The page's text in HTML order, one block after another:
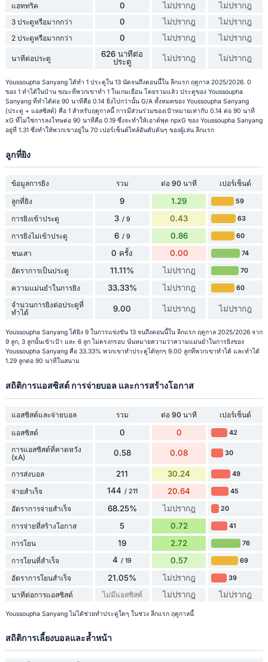
แฮททริค 0 ไม่ปรากฎ ไม่ปรากฎ
3 ประตูหรือมากกว่า 0 ไม่ปรากฎ ไม่ปรากฎ
2 ประตูหรือมากกว่า 0 ไม่ปรากฎ ไม่ปรากฎ
นาทีต่อประตู
626 นาทีต่อ
ประตู
ไม่ปรากฎ ไม่ปรากฎ
Youssoupha Sanyang ได้ทำ 1 ประตูใน 13 นัดจนถึงตอนนี้ใน ลีกแรก ฤดูกาล 2025/2026. 0
ของ 1 ทำได้ในบ้าน ขณะที่พวกเขาทำ 1 ในเกมเยือน โดยรวมแล้ว ประตูของ Youssoupha
Sanyang ที่ทำได้ต่อ 90 นาทีคือ 0.14 ยิ่งไปกว่านั้น G/A ทั้งหมดของ Youssoupha Sanyang
(ประตู + แอสซิสต์) คือ 1 สำหรับฤดูกาลนี้ การมีส่วนร่วมของเป้าหมายเท่ากับ 0.14 ต่อ 90 นาที
xG ที่ไม่ใช่การลงโทษต่อ 90 นาทีคือ 0.19 ซึ่งจะทำให้เอาต์พุต npxG ของ Youssoupha Sanyang
อยู่ที่ 1.31 ซึ่งทำให้พวกเขาอยู่ใน 70 เปอร์เซ็นต์ไทล์อันดับต้นๆ ของผู้เล่น ลีกแรก
ลูกที่ยิง
ข้อมูลการยิง รวม ต่อ 90 นาที
เปอร์เซ็นต์
ลูกที่ยิง
9 1.29 59
การยิงเข้าประตู 3 / 9 0.43 63
การยิงไม่เข้าประตู 6 / 9 0.86 60
ชนเสา 0 ครั้ง 0.00 74
อัตราการเป็นประตู 11.11% ไม่ปรากฎ 70
ความแม่นยำในการยิง 33.33% ไม่ปรากฎ 60
จำนวนการยิงต่อประตูที่
ทำได้
9.00 ไม่ปรากฎ ไม่ปรากฎ
Youssoupha Sanyang ได้ยิง 9 ในการแข่งขัน 13 จนถึงตอนนี้ใน ลีกแรก ฤดูกาล 2025/2026 จาก
9 ลูก, 3 ลูกนั้นเข้าเป้า และ 6 ลูก ไม่ตรงกรอบ นั่นหมายความว่าความแม่นยำในการยิงของ
Youssoupha Sanyang คือ 33.33% พวกเขาทำประตูได้ทุกๆ 9.00 ลูกที่พวกเขาทำได้ และทำได้
1.29 ลูกต่อ 90 นาทีในสนาม
สถิติการแอสซิสต์ การจ่ายบอล และการสร้างโอกาส
แอสซิสต์และจ่ายบอล รวม ต่อ 90 นาที
เปอร์เซ็นต์
แอสซิสต์
0 0 42
การแอสซิสต์ที่คาดหวัง
(xA)
0.58 0.08 30
การส่งบอล 211 30.24 49
จ่ายสำเร็จ 144 / 211 20.64 45
อัตราการจ่ายสำเร็จ 68.25% ไม่ปรากฎ 20
การจ่ายที่สร้างโอกาส 5 0.72 41
การโยน 19 2.72 76
การโยนที่สำเร็จ 4 / 19 0.57 69
อัตราการโยนสำเร็จ 21.05% ไม่ปรากฎ 39
นาทีต่อการแอสซิสต์ ไม่มีแอสซิสต์ ไม่ปรากฎ ไม่ปรากฎ
Youssoupha Sanyang ไม่ได้ช่วยทำประตูใดๆ ในช่วง ลีกแรก ฤดูกาลนี้
สถิติการเลี้ยงบอลและล้ำหน้า